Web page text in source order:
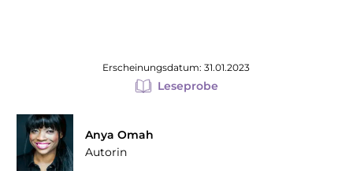
Erscheinungsdatum: 31.01.2023
Leseprobe
Anya Omah
Autorin